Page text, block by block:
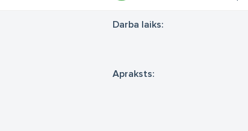
Darba laiks:
Apraksts: